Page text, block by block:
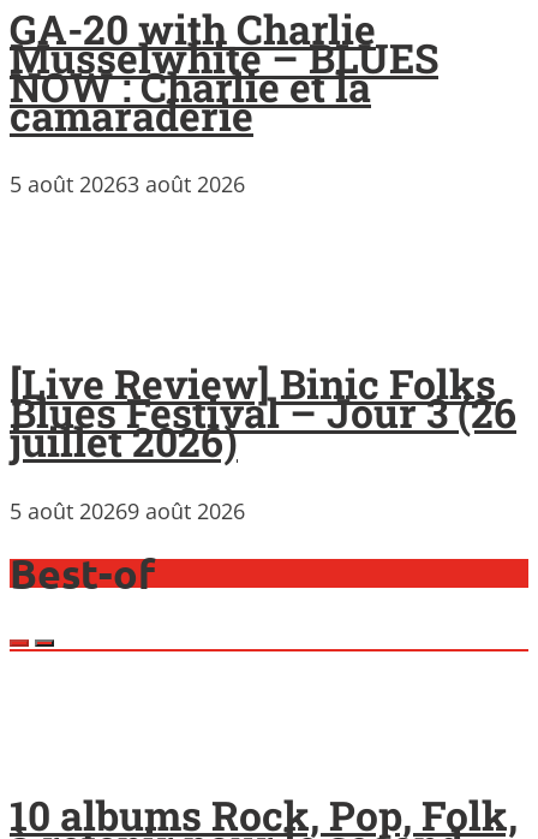
GA-20 with Charlie
Musselwhite – BLUES
NOW : Charlie et la
camaraderie
5 août 20263 août 2026
[Live Review] Binic Folks
Blues Festival – Jour 3 (26
juillet 2026)
5 août 20269 août 2026
Best-of
10 albums Rock, Pop, Folk,